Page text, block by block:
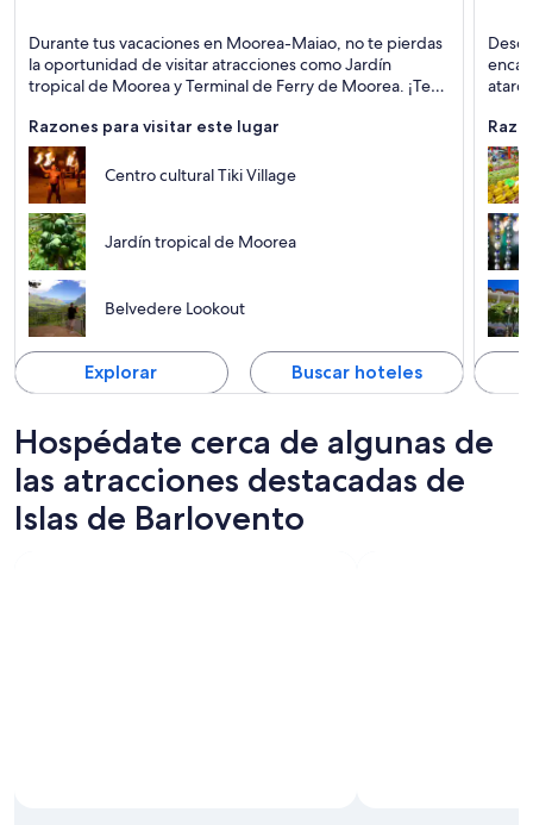
Durante tus vacaciones en Moorea-Maiao, no te pierdas
la oportunidad de visitar atracciones como Jardín
tropical de Moorea y Terminal de Ferry de Moorea. ¡Te
Razones para visitar este lugar
Centro cultural Tiki Village
Jardín tropical de Moorea
Belvedere Lookout
Explorar Buscar hoteles
Hospédate cerca de algunas de
las atracciones destacadas de
Islas de Barlovento